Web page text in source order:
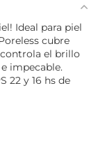
Ideal para piel
cubre
el brillo
impecable.
22 y 16 hs de